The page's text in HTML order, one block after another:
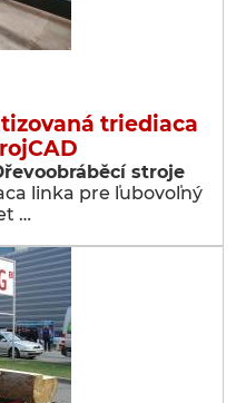
triediaca
stroje
linka pre ľubovoľný
…